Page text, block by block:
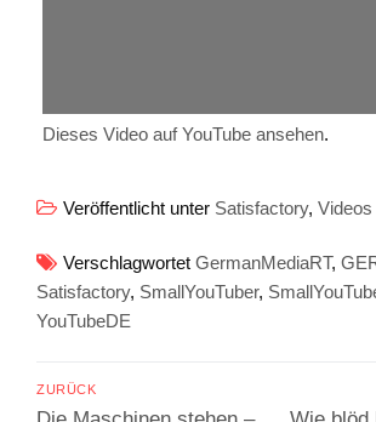
Dieses Video auf YouTube ansehen.
Veröffentlicht unter Satisfactory, Videos
Verschlagwortet GermanMediaRT,
Satisfactory, SmallYouTuber,
YouTubeDE
Beitragsnavigation
ZURÜCK
Vorheriger
Nächster